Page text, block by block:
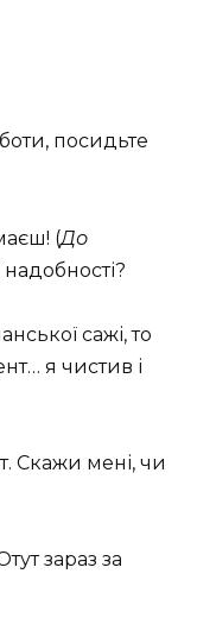
посидьте
(До
надобності?
сажі, то
я чистив і
Скажи мені, чи
зараз за